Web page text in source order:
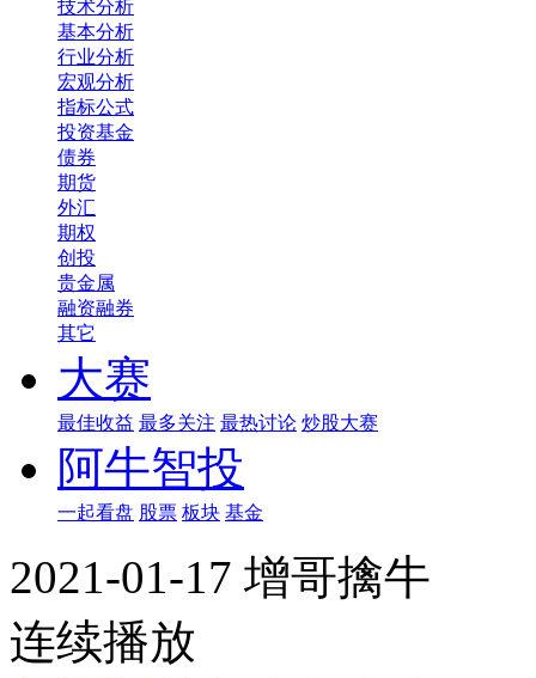
技术分析
基本分析
行业分析
宏观分析
指标公式
投资基金
债券
期货
外汇
期权
创投
贵金属
融资融券
其它
大赛
最佳收益 最多关注 最热讨论 炒股大赛
阿牛智投
一起看盘 股票 板块 基金
2021-01-17 增哥擒牛
连续播放